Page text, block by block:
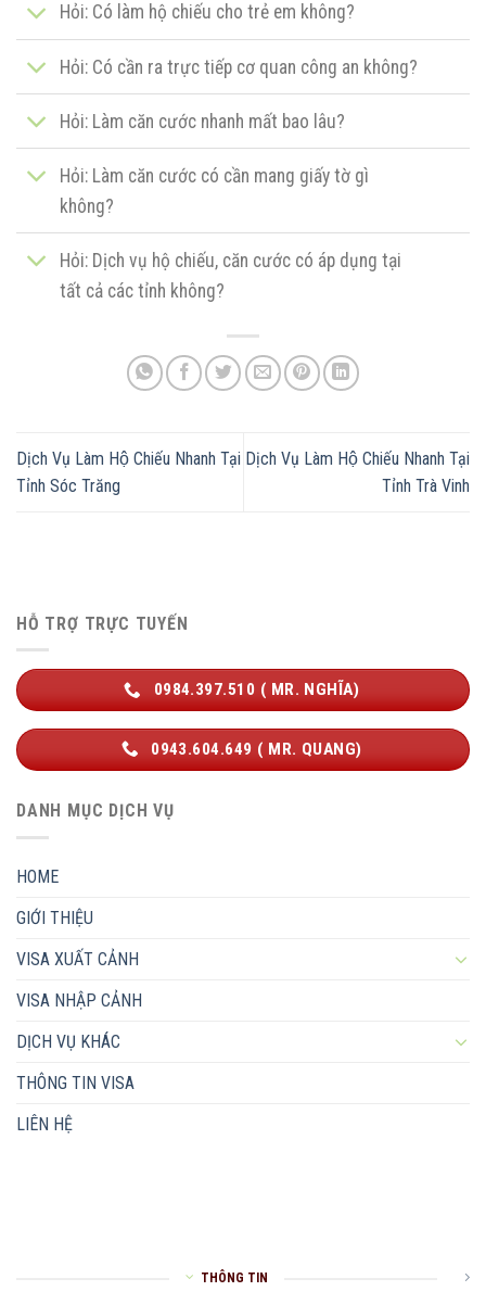
Hỏi: Có làm hộ chiếu cho trẻ em không?
Hỏi: Có cần ra trực tiếp cơ quan công an không?
Hỏi: Làm căn cước nhanh mất bao lâu?
Hỏi: Làm căn cước có cần mang giấy tờ gì
không?
Hỏi: Dịch vụ hộ chiếu, căn cước có áp dụng tại
tất cả các tỉnh không?
Dịch Vụ Làm Hộ Chiếu Nhanh Tại
Tỉnh Sóc Trăng
Dịch Vụ Làm Hộ Chiếu Nhanh Tại
Tỉnh Trà Vinh
HỖ TRỢ TRỰC TUYẾN
0984.397.510 ( MR. NGHĨA)
0943.604.649 ( MR. QUANG)
DANH MỤC DỊCH VỤ
HOME
GIỚI THIỆU
VISA XUẤT CẢNH
VISA NHẬP CẢNH
DỊCH VỤ KHÁC
THÔNG TIN VISA
LIÊN HỆ
THÔNG TIN